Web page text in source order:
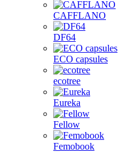
CAFFLANO
DF64
ECO capsules
ecotree
Eureka
Fellow
Femobook